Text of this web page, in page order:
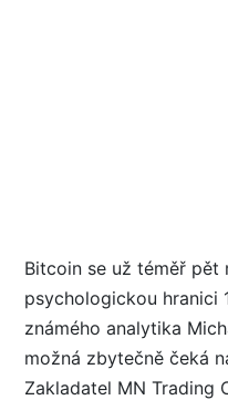
Bitcoin se už téměř pět
psychologickou hranici
známého analytika
možná zbytečně čeká
Zakladatel MN Trading